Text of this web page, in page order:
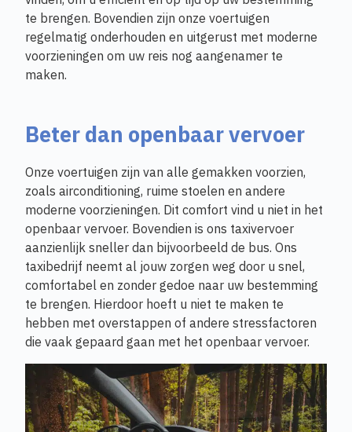
te brengen. Bovendien zijn onze voertuigen
regelmatig onderhouden en uitgerust met moderne
voorzieningen om uw reis nog aangenamer te
maken.
Beter dan openbaar vervoer
Onze voertuigen zijn van alle gemakken voorzien,
zoals airconditioning, ruime stoelen en andere
moderne voorzieningen. Dit comfort vind u niet in het
openbaar vervoer. Bovendien is ons taxivervoer
aanzienlijk sneller dan bijvoorbeeld de bus. Ons
taxibedrijf neemt al jouw zorgen weg door u snel,
comfortabel en zonder gedoe naar uw bestemming
te brengen. Hierdoor hoeft u niet te maken te
hebben met overstappen of andere stressfactoren
die vaak gepaard gaan met het openbaar vervoer.